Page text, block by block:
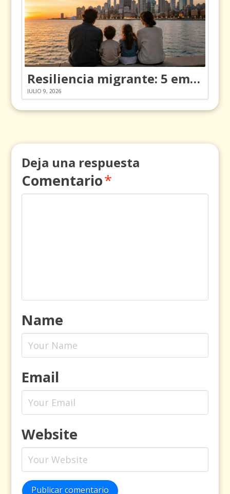
Resiliencia migrante: 5 emociones y cómo gestionarlas
JULIO 9, 2026
Deja una respuesta
Comentario*
Name
Email
Website
Publicar comentario